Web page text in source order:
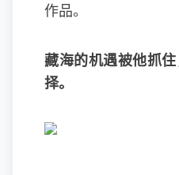
作品。
藏海的机遇被他抓
择。